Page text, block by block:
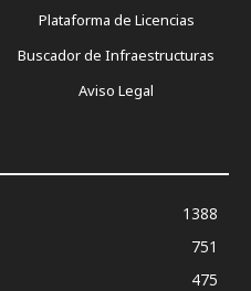
Plataforma de Licencias
Buscador de Infraestructuras
Aviso Legal
1388
751
475